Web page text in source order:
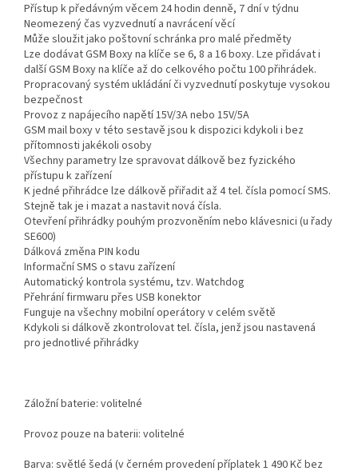
Přístup k předávným věcem 24 hodin denně, 7 dní v týdnu
Neomezený čas vyzvednutí a navrácení věcí
Může sloužit jako poštovní schránka pro malé předměty
Lze dodávat GSM Boxy na klíče se 6, 8 a 16 boxy. Lze přidávat i
další GSM Boxy na klíče až do celkového počtu 100 přihrádek.
Propracovaný systém ukládání či vyzvednutí poskytuje vysokou
bezpečnost
Provoz z napájecího napětí 15V/3A nebo 15V/5A
GSM mail boxy v této sestavě jsou k dispozici kdykoli i bez
přítomnosti jakékoli osoby
Všechny parametry lze spravovat dálkově bez fyzického
přístupu k zařízení
K jedné přihrádce lze dálkově přiřadit až 4 tel. čísla pomocí SMS.
Stejně tak je i mazat a nastavit nová čísla.
Otevření přihrádky pouhým prozvoněním nebo klávesnici (u řady
SE600)
Dálková změna PIN kodu
Informační SMS o stavu zařízení
Automatický kontrola systému, tzv. Watchdog
Přehrání firmwaru přes USB konektor
Funguje na všechny mobilní operátory v celém světě
Kdykoli si dálkově zkontrolovat tel. čísla, jenž jsou nastavená
pro jednotlivé přihrádky
Záložní baterie: volitelné
Provoz pouze na baterii: volitelné
Barva: světlé šedá (v černém provedení příplatek 1 490 Kč bez